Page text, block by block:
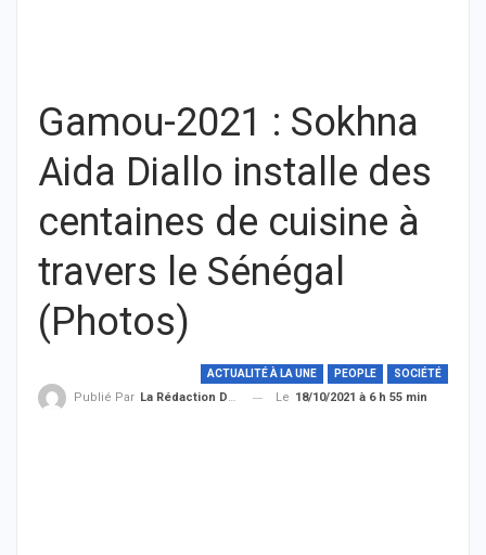
Gamou-2021 : Sokhna
Aida Diallo installe des
centaines de cuisine à
travers le Sénégal
(Photos)
ACTUALITÉ À LA UNE PEOPLE SOCIÉTÉ
Publié Par La Rédaction De THIEYSENEGAL.com Le 18/10/2021 à 6 h 55 min